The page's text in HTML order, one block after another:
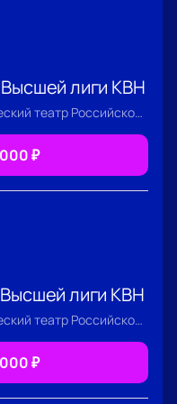
лиги КВН
Москва, Центральный академический театр Российской Армии
₽
лиги КВН
Москва, Центральный академический театр Российской Армии
₽